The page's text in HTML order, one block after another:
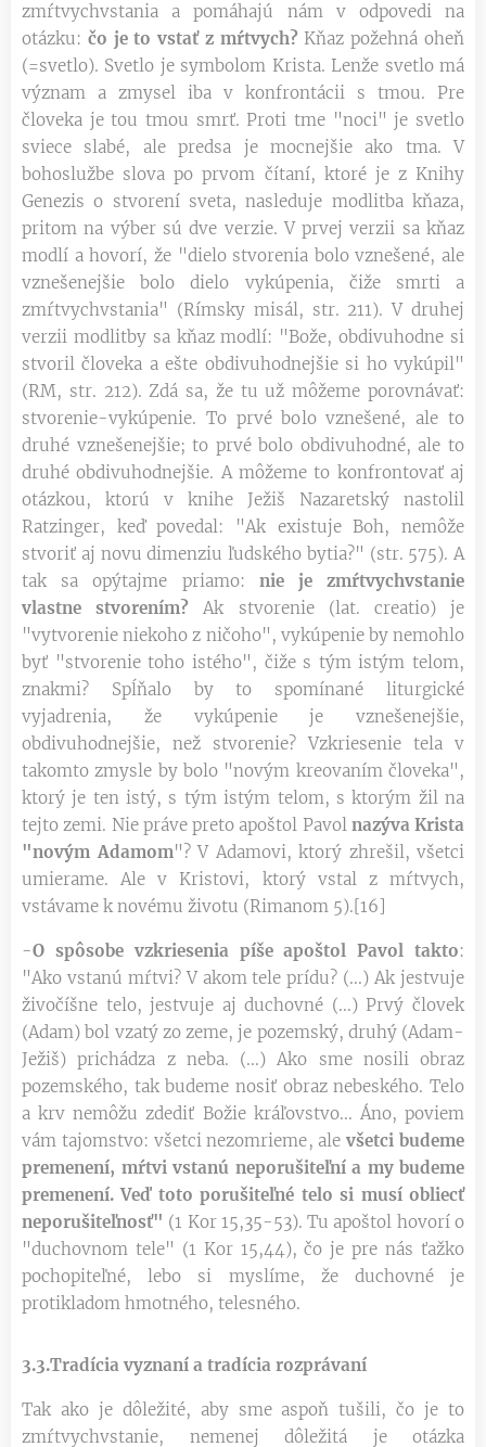
zmŕtvychvstania a pomáhajú nám v odpovedi na
otázku: čo je to vstať z mŕtvych?Kňaz požehná oheň
(=svetlo). Svetlo je symbolom Krista. Lenže svetlo má
význam a zmysel iba v konfrontácii s tmou. Pre
človeka je tou tmou smrť. Proti tme "noci" je svetlo
sviece slabé, ale predsa je mocnejšie ako tma. V
bohoslužbe slova po prvom čítaní, ktoré je z Knihy
Genezis o stvorení sveta, nasleduje modlitba kňaza,
pritom na výber sú dve verzie. V prvej verzii sa kňaz
modlí a hovorí, že "dielo stvorenia bolo vznešené, ale
vznešenejšie bolo dielo vykúpenia, čiže smrti a
zmŕtvychvstania" (Rímsky misál, str. 211). V druhej
verzii modlitby sa kňaz modlí: "Bože, obdivuhodne si
stvoril človeka a ešte obdivuhodnejšie si ho vykúpil"
(RM, str. 212). Zdá sa, že tu už môžeme porovnávať:
stvorenie-vykúpenie. To prvé bolo vznešené, ale to
druhé vznešenejšie; to prvé bolo obdivuhodné, ale to
druhé obdivuhodnejšie. A môžeme to konfrontovať aj
otázkou, ktorú v knihe Ježiš Nazaretský nastolil
Ratzinger, keď povedal: "Ak existuje Boh, nemôže
stvoriť aj novu dimenziu ľudského bytia?" (str. 575). A
tak sa opýtajme priamo: nie je zmŕtvychvstanie
vlastne stvorením? Ak stvorenie (lat. creatio) je
"vytvorenie niekoho z ničoho", vykúpenie by nemohlo
byť "stvorenie toho istého", čiže s tým istým telom,
znakmi? Spĺňalo by to spomínané liturgické
vyjadrenia, že vykúpenie je vznešenejšie,
obdivuhodnejšie, než stvorenie? Vzkriesenie tela v
takomto zmysle by bolo "novým kreovaním človeka",
ktorý je ten istý, s tým istým telom, s ktorým žil na
tejto zemi. Nie práve preto apoštol Pavol nazýva Krista
"novým Adamom"? V Adamovi, ktorý zhrešil, všetci
umierame. Ale v Kristovi, ktorý vstal z mŕtvych,
vstávame k novému životu (Rimanom 5).[16]
-O spôsobe vzkriesenia píše apoštol Pavol takto:
"Ako vstanú mŕtvi? V akom tele prídu? (...) Ak jestvuje
živočíšne telo, jestvuje aj duchovné (...) Prvý človek
(Adam) bol vzatý zo zeme, je pozemský, druhý (Adam-
Ježiš) prichádza z neba. (...) Ako sme nosili obraz
pozemského, tak budeme nosiť obraz nebeského. Telo
a krv nemôžu zdediť Božie kráľovstvo... Áno, poviem
vám tajomstvo: všetci nezomrieme, alevšetci budeme
premenení, mŕtvi vstanú neporušiteľní a my budeme
premenení. Veď toto porušiteľné telo si musí obliecť
neporušiteľnosť" (1 Kor 15,35-53). Tu apoštol hovorí o
"duchovnom tele" (1 Kor 15,44), čo je pre nás ťažko
pochopiteľné, lebo si myslíme, že duchovné je
protikladom hmotného, telesného.
3.3.Tradícia vyznaní a tradícia rozprávaní
Tak ako je dôležité, aby sme aspoň tušili, čo je to
zmŕtvychvstanie, nemenej dôležitá je otázka